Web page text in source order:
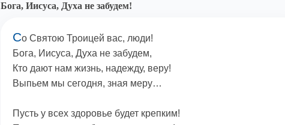
Бога, Иисуса, Духа не забудем!
Со Святою Троицей вас, люди!
Бога, Иисуса, Духа не забудем,
Кто дают нам жизнь, надежду, веру!
Выпьем мы сегодня, зная меру…
Пусть у всех здоровье будет крепким!